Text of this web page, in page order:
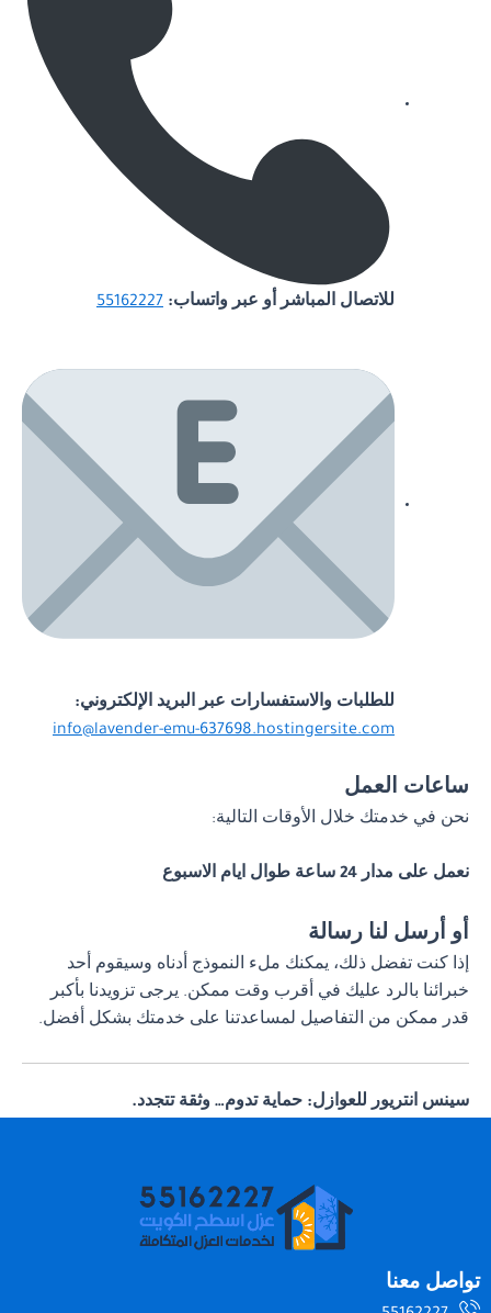
للاتصال المباشر أو عبر واتساب: 55162227
للطلبات والاستفسارات عبر البريد الإلكتروني:
info@lavender-emu-637698.hostingersite.com
ساعات العمل
نحن في خدمتك خلال الأوقات التالية:
نعمل على مدار 24 ساعة طوال ايام الاسبوع
أو أرسل لنا رسالة
إذا كنت تفضل ذلك، يمكنك ملء النموذج أدناه وسيقوم أحد
خبرائنا بالرد عليك في أقرب وقت ممكن. يرجى تزويدنا بأكبر
قدر ممكن من التفاصيل لمساعدتنا على خدمتك بشكل أفضل.
سينس انتريور للعوازل: حماية تدوم… وثقة تتجدد.
تواصل معنا